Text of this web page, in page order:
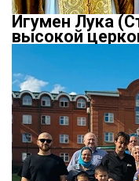
Игумен Лука
высокой